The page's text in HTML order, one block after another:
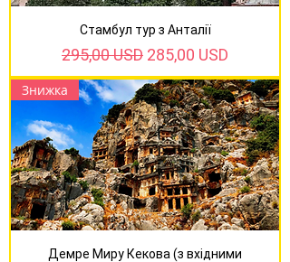
Стамбул тур з Анталії
Звичайна ціна
295,00 USD За розпродажем
285,00 USD
Знижка
Демре Миру Кекова (з вхідними